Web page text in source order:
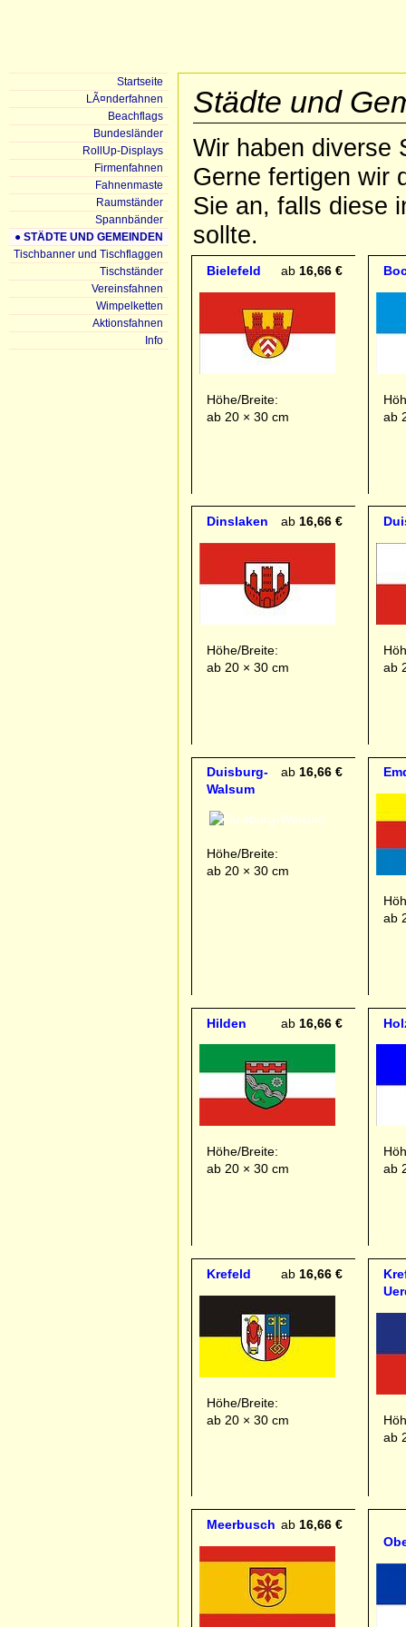
Städte und
Wir haben diverse
Gerne fertigen wir
Sie an, falls diese
sollte.
ab16,66 €
Bielefeld
Höhe/Breite:
ab 20 × 30 cm
ab
ab16,66 €
Dinslaken
Höhe/Breite:
ab 20 × 30 cm
ab
ab16,66 €
Duisburg-
Walsum
Höhe/Breite:
ab 20 × 30 cm
ab
ab 16,66 €
Hilden
Höhe/Breite:
ab 20 × 30 cm
ab
ab 16,66 €
Krefeld
Höhe/Breite:
ab 20 × 30 cm
ab
ab 16,66 €
Meerbusch
Startseite
LÃ¤nderfahnen
Beachflags
Bundesländer
RollUp-Displays
Firmenfahnen
Fahnenmaste
Raumständer
Spannbänder
● STÄDTE UND GEMEINDEN
Tischbanner und Tischflaggen
Tischständer
Vereinsfahnen
Wimpelketten
Aktionsfahnen
Info